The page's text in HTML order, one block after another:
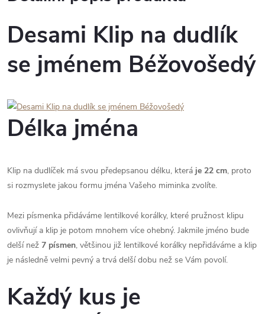
Desami Klip na dudlík
se jménem Béžovošedý
Délka jména
Klip na dudlíček má svou předepsanou délku, která je 22 cm, proto
si rozmyslete jakou formu jména Vašeho miminka zvolíte.
Mezi písmenka přidáváme lentilkové korálky, které pružnost klipu
ovlivňují a klip je potom mnohem více ohebný. Jakmile jméno bude
delší než 7 písmen, většinou již lentilkové korálky nepřidáváme a klip
je následně velmi pevný a trvá delší dobu než se Vám povolí.
Každý kus je